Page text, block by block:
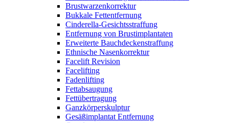
Brustwarzenkorrektur
Bukkale Fettentfernung
Cinderella-Gesichtsstraffung
Entfernung von Brustimplantaten
Erweiterte Bauchdeckenstraffung
Ethnische Nasenkorrektur
Facelift Revision
Facelifting
Fadenlifting
Fettabsaugung
Fettübertragung
Ganzkörperskulptur
Gesäßimplantat Entfernung